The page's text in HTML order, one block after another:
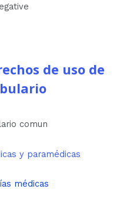
de uso de
comun
y paramédicas
médicas